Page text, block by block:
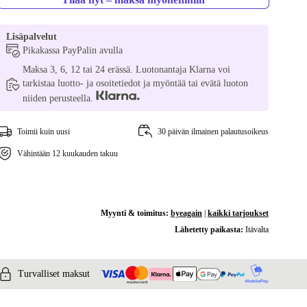
Lisäpalvelut
Pikakassa PayPalin avulla
Maksa 3, 6, 12 tai 24 erässä. Luotonantaja Klarna voi
tarkistaa luotto- ja osoitetiedot ja myöntää tai evätä luoton
niiden perusteella.
Toimii kuin uusi 30 päivän ilmainen palautusoikeus
Vähintään 12 kuukauden takuu
Myynti & toimitus: byeagain| kaikki tarjoukset
Lähetetty paikasta: Itävalta
Turvalliset maksut